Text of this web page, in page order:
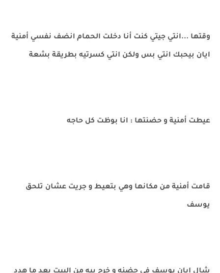
وقتها ...انتي جيتي كنت أنا دخلت الحمام انضف نفسي أمنية
ايان بيحبك انتي بس ولكن انتي كسرتيه بطريقة بشعة
عيطت أمنية و حضنتها : انا بوظت كل حاجه
قامت أمنية من مكانها وهي بتعيط و جريت عشان تلحق
يوسف